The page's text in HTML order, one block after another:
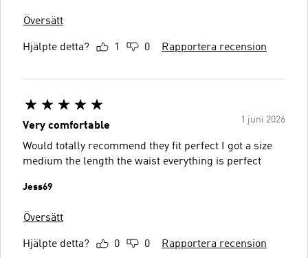
Översätt
Hjälpte detta? 1 0 Rapportera recension
1 juni 2026
Very comfortable
Would totally recommend they fit perfect I got a size
medium the length the waist everything is perfect
Jess69
Översätt
Hjälpte detta? 0 0 Rapportera recension